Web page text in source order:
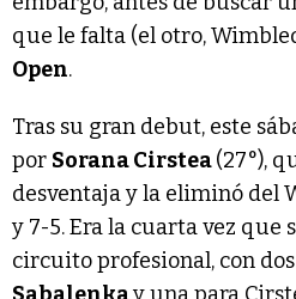
que le falta (el otro,
Open.
Tras su gran debut, este
por Sorana Cirstea(27°),
desventaja y la eliminó del
y 7-5. Era la cuarta vez que
circuito profesional, con